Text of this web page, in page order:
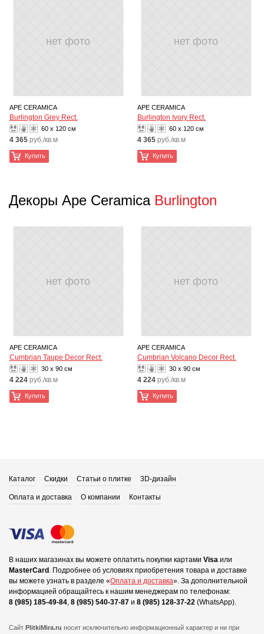
нет фото
APE CERAMICA
Burlington Grey Rect.
60 x 120 см
4 365 руб./кв.м
Купить
нет фото
APE CERAMICA
Burlington Ivory Rect.
60 x 120 см
4 365 руб./кв.м
Купить
Декоры Ape Ceramica Burlington
нет фото
APE CERAMICA
Cumbrian Taupe Decor Rect.
30 x 90 см
4 224 руб./кв.м
Купить
нет фото
APE CERAMICA
Cumbrian Volcano Decor Rect.
30 x 90 см
4 224 руб./кв.м
Купить
Каталог Скидки Статьи о плитке 3D-дизайн
Оплата и доставка О компании Контакты
В наших магазинах вы можете оплатить покупки картами Visa или
MasterCard . Подробнее об условиях приобретения товара и доставке
вы можете узнать в разделе «Оплата и доставка». За дополнительной
информацией обращайтесь к нашим менеджерам по телефонам:
8 (985) 185-49-84, 8 (985) 540-37-87 и 8 (985) 128-37-22 (WhatsApp).
Сайт PlitkiMira.ru носит исключительно информационный характер и ни при